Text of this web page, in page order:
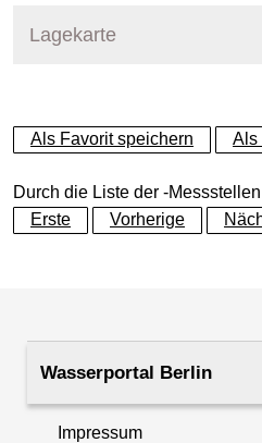
Messstellennummer
Gewässer
Betreiber
Lagekarte
+
−
Als Favorit speichern Als
Durch die Liste der -
Erste
Vorherige
Wasserportal Berlin
Impressum